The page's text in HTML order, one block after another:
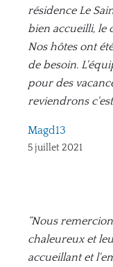
résidence Le
bien accueilli, le
Nos hôtes ont
de besoin.
pour des
reviendrons
Magd13
5 juillet 2021
“Nous
chaleureux et
accueillant et